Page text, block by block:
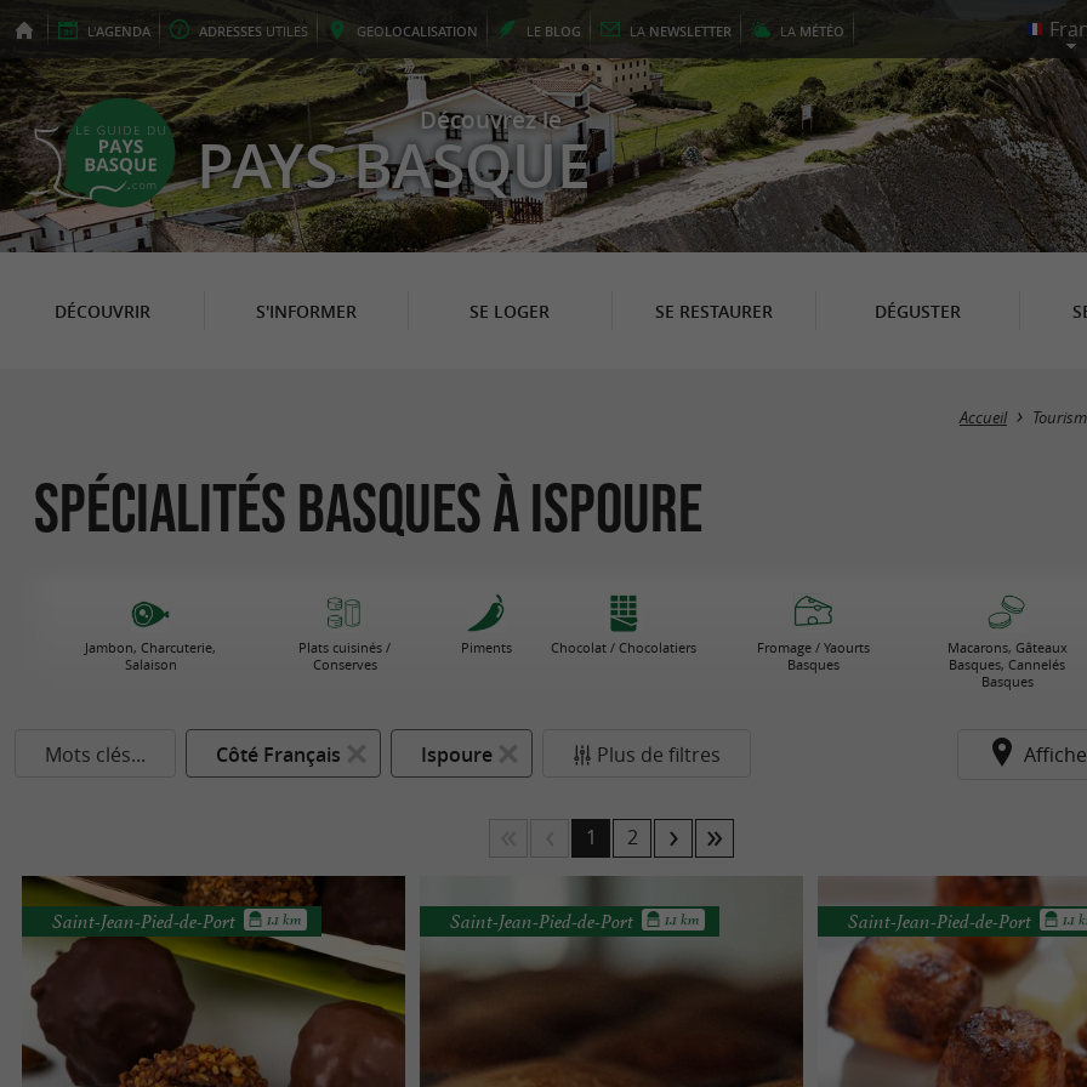
L'AGENDA ADRESSES UTILES GEOLOCALISATION LE BLOG LA NEWSLETTER LA MÉTÉO
Découvrez le
PAYS BASQUE
DÉCOUVRIR S'INFORMER SE LOGER SE RESTAURER DÉGUSTER
Accueil
Spécialités Basques à Ispoure
Jambon, Charcuterie,
Salaison
Plats cuisinés /
Conserves
Piments Chocolat / Chocolatiers
Fromage / Yaourts
Basques
Macarons, Gâteaux
Basques, Cannelés
Basques
Mots clés... Côté Français Ispoure Plus de filtres
1 2
Saint-Jean-Pied-de-Port 1.1 km Saint-Jean-Pied-de-Port 1.1 km Saint-Jean-Pied-de-Port 1.1